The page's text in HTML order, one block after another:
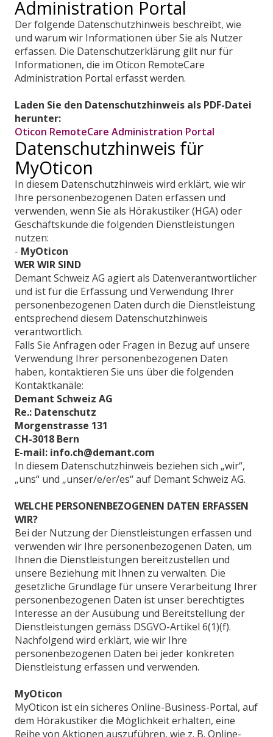
Administration Portal
Der folgende Datenschutzhinweis beschreibt, wie
und warum wir Informationen über Sie als Nutzer
erfassen. Die Datenschutzerklärung gilt nur für
Informationen, die im Oticon RemoteCare
Administration Portal erfasst werden.
Laden Sie den Datenschutzhinweis als PDF-Datei
herunter:
Oticon RemoteCare Administration Portal
Datenschutzhinweis für
MyOticon
In diesem Datenschutzhinweis wird erklärt, wie wir
Ihre personenbezogenen Daten erfassen und
verwenden, wenn Sie als Hörakustiker (HGA) oder
Geschäftskunde die folgenden Dienstleistungen
nutzen:
- MyOticon
WER WIR SIND
Demant Schweiz AG agiert als Datenverantwortlicher
und ist für die Erfassung und Verwendung Ihrer
personenbezogenen Daten durch die Dienstleistung
entsprechend diesem Datenschutzhinweis
verantwortlich.
Falls Sie Anfragen oder Fragen in Bezug auf unsere
Verwendung Ihrer personenbezogenen Daten
haben, kontaktieren Sie uns über die folgenden
Kontaktkanäle:
Demant Schweiz AG
Re.: Datenschutz
Morgenstrasse 131
CH-3018 Bern
E-mail: info.ch@demant.com
In diesem Datenschutzhinweis beziehen sich „wir“,
„uns“ und „unser/e/er/es“ auf Demant Schweiz AG.
WELCHE PERSONENBEZOGENEN DATEN ERFASSEN
WIR?
Bei der Nutzung der Dienstleistungen erfassen und
verwenden wir Ihre personenbezogenen Daten, um
Ihnen die Dienstleistungen bereitzustellen und
unsere Beziehung mit Ihnen zu verwalten. Die
gesetzliche Grundlage für unsere Verarbeitung Ihrer
personenbezogenen Daten ist unser berechtigtes
Interesse an der Ausübung und Bereitstellung der
Dienstleistungen gemäss DSGVO-Artikel 6(1)(f).
Nachfolgend wird erklärt, wie wir Ihre
personenbezogenen Daten bei jeder konkreten
Dienstleistung erfassen und verwenden.
MyOticon
MyOticon ist ein sicheres Online-Business-Portal, auf
dem Hörakustiker die Möglichkeit erhalten, eine
Reihe von Aktionen auszuführen, wie z. B. Online-